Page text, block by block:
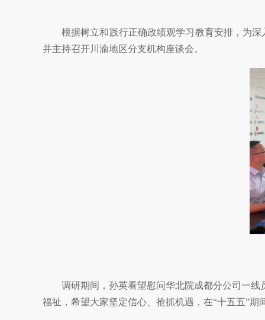
根据树立和践行正确政绩观学习教育安排，为
并主持召开川渝地区分支机构座谈会。
调研期间，孙英看望慰问华北院成都分公司一线
福祉，希望大家坚定信心、抢抓机遇，在“十五五”